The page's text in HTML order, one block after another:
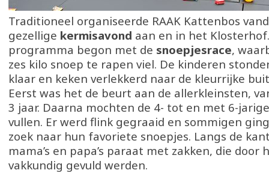
Traditioneel organiseerde RAAK Kattenbos
gezellige kermisavond aan en in het
programma begon met de snoepjesrace,
zes kilo snoep te rapen viel. De kinderen
klaar en keken verlekkerd naar de kleurrijke
Eerst was het de beurt aan de allerkleinsten,
3 jaar. Daarna mochten de 4- tot en met 6-
vullen. Er werd flink gegraaid en sommigen
zoek naar hun favoriete snoepjes. Langs de
mama’s en papa’s paraat met zakken, die door
vakkundig gevuld werden.